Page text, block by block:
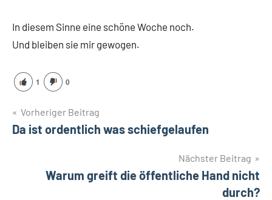
In diesem Sinne eine schöne Woche noch.
Und bleiben sie mir gewogen.
1 0
Beitragsnavigation
Vorheriger Beitrag
Da ist ordentlich was schiefgelaufen
Nächster Beitrag
Warum greift die öffentliche Hand nicht
durch?